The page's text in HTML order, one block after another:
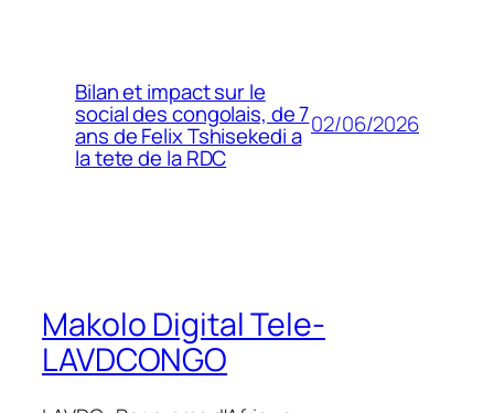
Bilan et impact sur le
social des congolais, de 7
ans de Felix Tshisekedi a
la tete de la RDC
02/06/2026
Makolo Digital Tele-
LAVDCONGO